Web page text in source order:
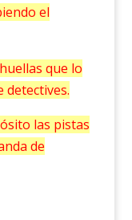
el
que lo
detectives.
las pistas
de